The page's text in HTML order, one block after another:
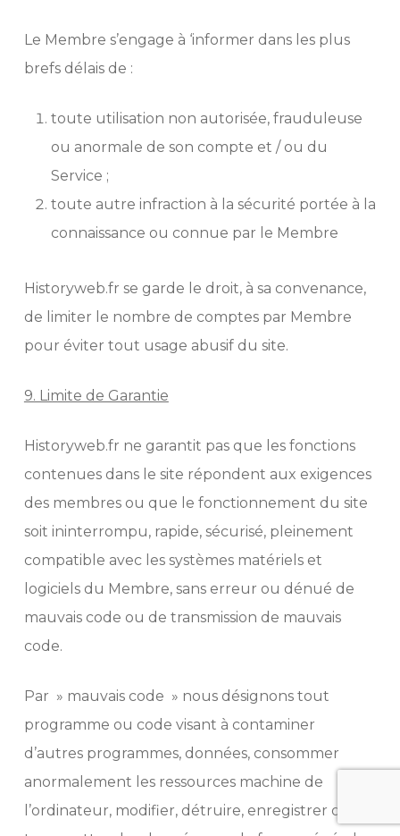
Le Membre s’engage à ‘informer dans les plus
brefs délais de :
toute utilisation non autorisée, frauduleuse
ou anormale de son compte et / ou du
Service ;
toute autre infraction à la sécurité portée à la
connaissance ou connue par le Membre
Historyweb.fr se garde le droit, à sa convenance,
de limiter le nombre de comptes par Membre
pour éviter tout usage abusif du site.
9. Limite de Garantie
Historyweb.fr ne garantit pas que les fonctions
contenues dans le site répondent aux exigences
des membres ou que le fonctionnement du site
soit ininterrompu, rapide, sécurisé, pleinement
compatible avec les systèmes matériels et
logiciels du Membre, sans erreur ou dénué de
mauvais code ou de transmission de mauvais
code.
Par » mauvais code » nous désignons tout
programme ou code visant à contaminer
d’autres programmes, données, consommer
anormalement les ressources machine de
l’ordinateur, modifier, détruire, enregistrer ou